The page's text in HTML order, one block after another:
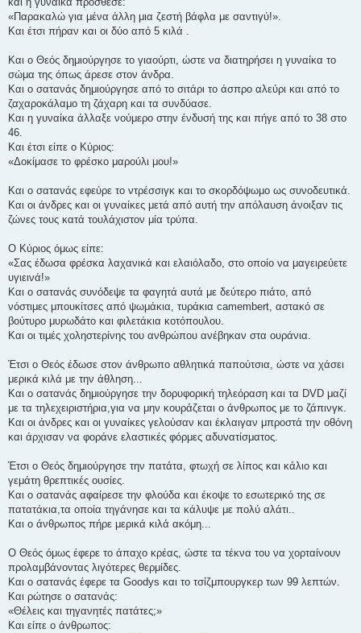
«Παρακαλώ για μένα άλλη μια ζεστή βάφλα με σαντιγύ!».
Και έτσι πήραν και οι δύο από 5 κιλά .
Και ο Θεός δημιούργησε το γιαούρτι, ώστε να διατηρήσει η γυναίκα το
σώμα της όπως άρεσε στον άνδρα.
Και ο σατανάς δημιούργησε από το σιτάρι το άσπρο αλεύρι και από το
ζαχαροκάλαμο τη ζάχαρη και τα συνδύασε.
Και η γυναίκα άλλαξε νούμερο στην ένδυσή της και πήγε από το 38 στο
46.
Και έτσι είπε ο Κύριος:
«Δοκίμασε το φρέσκο μαρούλι μου!»
Και ο σατανάς εφεύρε το ντρέσσιγκ και το σκορδόψωμο ως συνοδευτικά.
Και οι άνδρες και οι γυναίκες μετά από αυτή την απόλαυση άνοιξαν τις
ζώνες τους κατά τουλάχιστον μία τρύπα.
Ο Κύριος όμως είπε:
«Σας έδωσα φρέσκα λαχανικά και ελαιόλαδο, στο οποίο να μαγειρεύετε
υγιεινά!»
Και ο σατανάς συνόδεψε τα φαγητά αυτά με δεύτερο πιάτο, από
νόστιμες μπουκίτσες από ψωμάκια, τυράκια camembert, αστακό σε
βούτυρο μυρωδάτο και φιλετάκια κοτόπουλου.
Και οι τιμές χοληστερίνης του ανθρώπου ανέβηκαν στα ουράνια.
Έτσι ο Θεός έδωσε στον άνθρωπο αθλητικά παπούτσια, ώστε να χάσει
μερικά κιλά με την άθληση...
Και ο σατανάς δημιούργησε την δορυφορική τηλεόραση και τα DVD μαζί
με τα τηλεχειριστήρια,για να μην κουράζεται ο άνθρωπος με το ζάπινγκ.
Και οι άνδρες και οι γυναίκες γελούσαν και έκλαιγαν μπροστά την οθόνη
και άρχισαν να φοράνε ελαστικές φόρμες αδυνατίσματος.
Έτσι ο Θεός δημιούργησε την πατάτα, φτωχή σε λίπος και κάλιο και
γεμάτη θρεπτικές ουσίες.
Και ο σατανάς αφαίρεσε την φλούδα και έκοψε το εσωτερικό της σε
πατατάκια,τα οποία τηγάνησε και τα κάλυψε με πολύ αλάτι..
Και ο άνθρωπος πήρε μερικά κιλά ακόμη...
Ο Θεός όμως έφερε το άπαχο κρέας, ώστε τα τέκνα του να χορταίνουν
προλαμβάνοντας λιγότερες θερμίδες.
Και ο σατανάς έφερε τα Goodys και το τσίζμπουργκερ των 99 λεπτών.
Και ρώτησε ο σατανάς:
«Θέλεις και τηγανητές πατάτες;»
Και είπε ο άνθρωπος: